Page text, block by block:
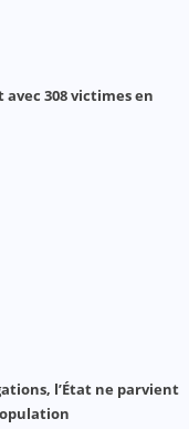
308 victimes en
l’État ne parvient